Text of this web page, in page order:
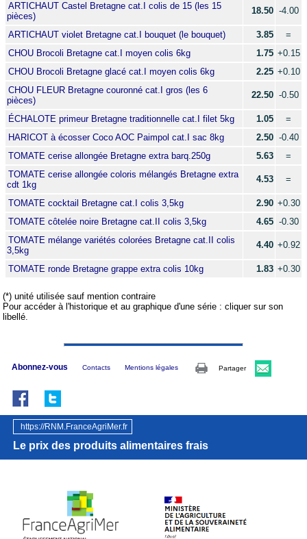
ARTICHAUT Castel Bretagne cat.I colis de 15 (les 15
pièces)
18.50 -4.00
ARTICHAUT violet Bretagne cat.I bouquet (le bouquet) 3.85
=
CHOU Brocoli Bretagne cat.I moyen colis 6kg
1.75 +0.15
CHOU Brocoli Bretagne glacé cat.I moyen colis 6kg
2.25 +0.10
CHOU FLEUR Bretagne couronné cat.I gros (les 6
pièces)
22.50 -0.50
ÉCHALOTE primeur Bretagne traditionnelle cat.I filet 5kg 1.05
=
HARICOT à écosser Coco AOC Paimpol cat.I sac 8kg
2.50 -0.40
TOMATE cerise allongée Bretagne extra barq.250g
5.63
=
TOMATE cerise allongée coloris mélangés Bretagne extra
cdt 1kg
4.53 =
TOMATE cocktail Bretagne cat.I colis 3,5kg 2.90 +0.30
TOMATE côtelée noire Bretagne cat.II colis 3,5kg
4.65 -0.30
TOMATE mélange variétés colorées Bretagne cat.II colis
3,5kg
4.40 +0.92
TOMATE ronde Bretagne grappe extra colis 10kg 1.83 +0.30
(*) unité utilisée sauf mention contraire
Pour accéder à l'historique et au graphique d'une série : cliquer sur son
libellé.
Abonnez-vous Contacts Mentions légales Partager
https://RNM.FranceAgriMer.fr
Le prix des produits alimentaires frais